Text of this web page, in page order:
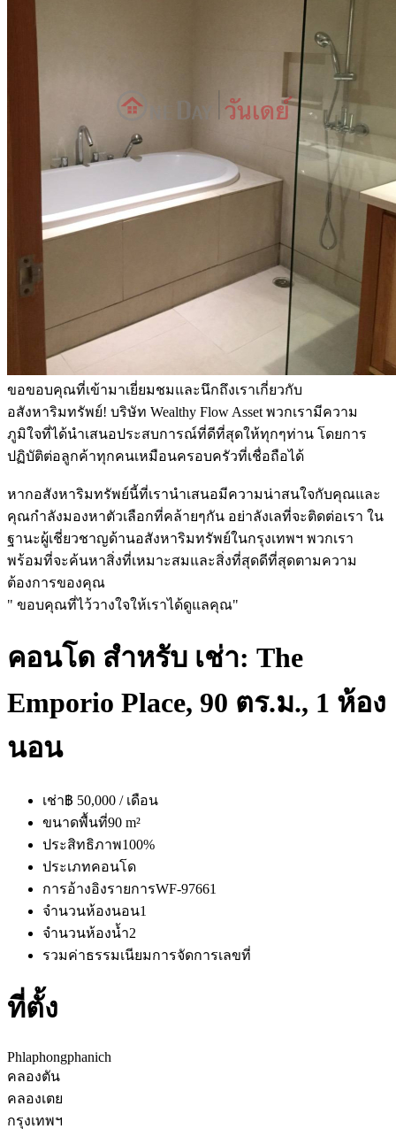
ขอขอบคุณที่เข้ามาเยี่ยมชมและนึกถึงเราเกี่ยวกับ
อสังหาริมทรัพย์! บริษัท Wealthy Flow Asset พวกเรามีความ
ภูมิใจที่ได้นำเสนอประสบการณ์ที่ดีที่สุดให้ทุกๆท่าน โดยการ
ปฏิบัติต่อลูกค้าทุกคนเหมือนครอบครัวที่เชื่อถือได้
หากอสังหาริมทรัพย์นี้ที่เรานำเสนอมีความน่าสนใจกับคุณและ
คุณกำลังมองหาตัวเลือกที่คล้ายๆกัน อย่าลังเลที่จะติดต่อเรา ใน
ฐานะผู้เชี่ยวชาญด้านอสังหาริมทรัพย์ในกรุงเทพฯ พวกเรา
พร้อมที่จะค้นหาสิ่งที่เหมาะสมและสิ่งที่สุดดีที่สุดตามความ
ต้องการของคุณ
" ขอบคุณที่ไว้วางใจให้เราได้ดูแลคุณ"
คอนโด สำหรับ เช่า: The
Emporio Place, 90 ตร.ม., 1 ห้อง
นอน
เช่า฿ 50,000 / เดือน
ขนาดพื้นที่90 m²
ประสิทธิภาพ100%
ประเภทคอนโด
การอ้างอิงรายการWF-97661
จำนวนห้องนอน1
จำนวนห้องน้ำ2
รวมค่าธรรมเนียมการจัดการเลขที่
ที่ตั้ง
Phlaphongphanich
คลองตัน
คลองเตย
กรุงเทพฯ